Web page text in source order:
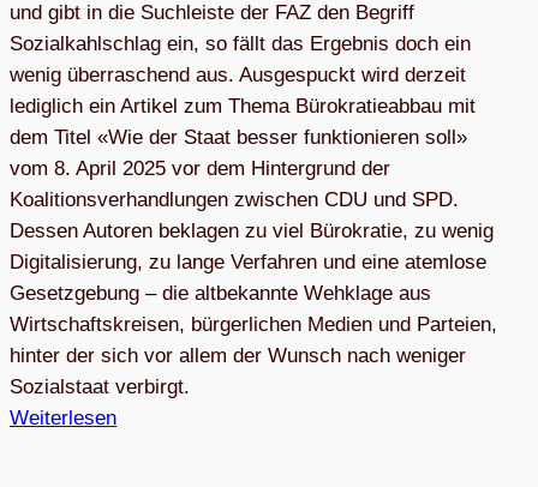
und gibt in die Suchleiste der FAZ den Begriff
Sozialkahlschlag ein, so fällt das Ergebnis doch ein
wenig überraschend aus. Ausgespuckt wird derzeit
lediglich ein Artikel zum Thema Bürokratieabbau mit
dem Titel «Wie der Staat besser funktionieren soll»
vom 8. April 2025 vor dem Hintergrund der
Koalitionsverhandlungen zwischen CDU und SPD.
Dessen Autoren beklagen zu viel Bürokratie, zu wenig
Digitalisierung, zu lange Verfahren und eine atemlose
Gesetzgebung – die altbekannte Wehklage aus
Wirtschaftskreisen, bürgerlichen Medien und Parteien,
hinter der sich vor allem der Wunsch nach weniger
Sozialstaat verbirgt.
Weiterlesen